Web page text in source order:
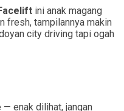
ini anak magang
fresh, tampilannya makin
city driving tapi ogah
enak dilihat, jangan